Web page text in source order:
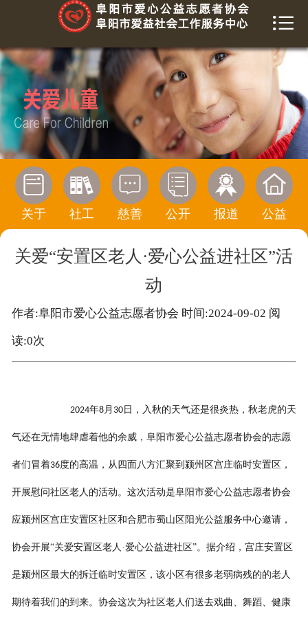
 首页
关于我们
爱益社工
慈善榜
信息公开
活动报道
公益传播
寻求帮助


关于

社工

慈善

公开

报道

公益
关爱“安置区老人·爱心公益进社区”活
动
作者:阜阳市爱心公益志愿者协会 时间:2024-09-02 阅
读:0次
2024年8月 30 日，入秋的天气还是很炎热，秋老虎的天
气还在无情地肆虐着他的余威，阜阳市爱心公益志愿者协会的志愿
者们冒着36度的高温，从四面八方汇聚到颍州区宫庄临时安置区，
开展慰问社区老人的活动。这次活动是阜阳市爱心公益志愿者协会
应颍州区宫庄安置区社区和合肥市蜀山区阳光公益服务中心邀请，
协会开展“关爱安置区老人·爱心公益进社区”。 据介绍， 宫庄安置区
是颍州区最大的拆迁临时安置区，该小区有很多老弱病残的的老人
期待着我们的到来。协会这次为社区老人们送去戏曲、舞蹈、健康